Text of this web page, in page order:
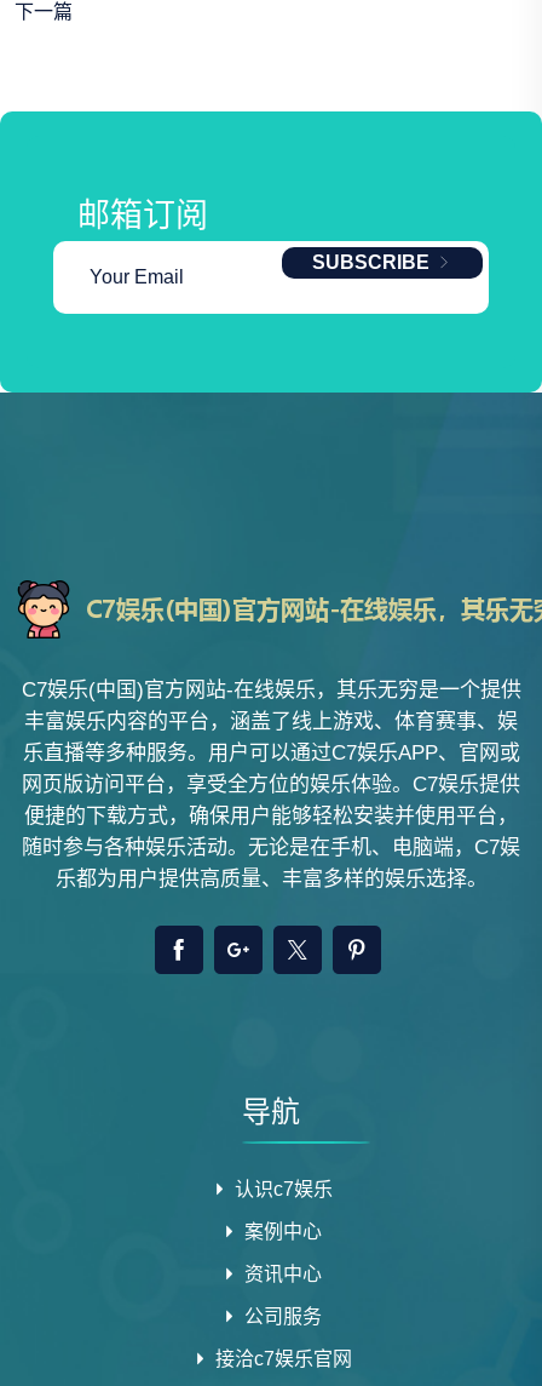
下一篇
邮箱订阅
SUBSCRIBE
C7娱乐(中国)官方网站-在线娱乐，其乐无穷是一个提供
丰富娱乐内容的平台，涵盖了线上游戏、体育赛事、娱
乐直播等多种服务。用户可以通过C7娱乐APP、官网或
网页版访问平台，享受全方位的娱乐体验。C7娱乐提供
便捷的下载方式，确保用户能够轻松安装并使用平台，
随时参与各种娱乐活动。无论是在手机、电脑端，C7娱
乐都为用户提供高质量、丰富多样的娱乐选择。
导航
认识c7娱乐
案例中心
资讯中心
公司服务
接洽c7娱乐官网